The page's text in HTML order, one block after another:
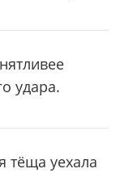
удара.
тёща уехала